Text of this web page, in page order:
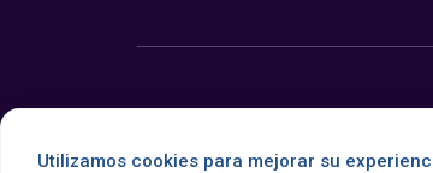
Utilizamos cookies para mejorar su